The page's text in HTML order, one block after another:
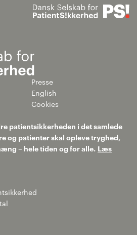
SøgPresse
English
Cookies
patientsikkerheden i det samlede
og patienter skal opleve tryghed,
– hele tiden og for alle. Læs